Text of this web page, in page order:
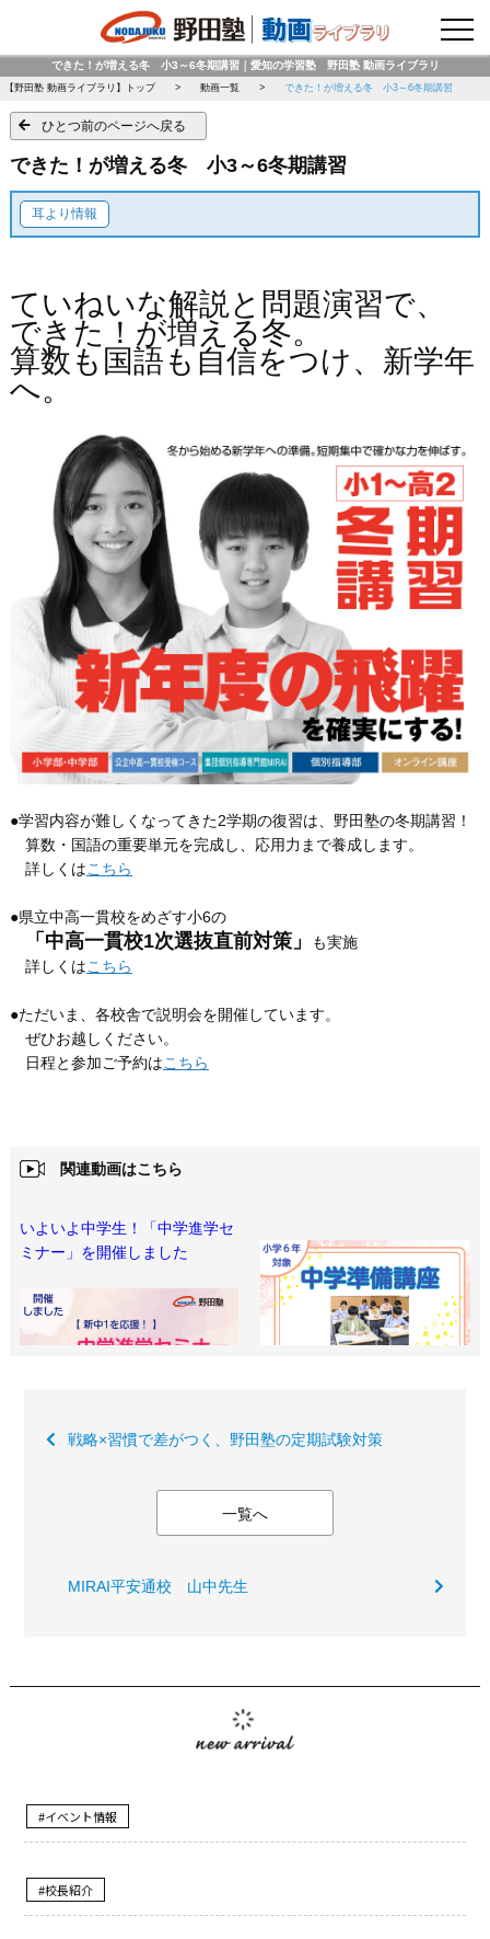
できた！が増える冬 小3～6冬期講習｜愛知の学習塾 野田塾 動画ライブラリ
【野田塾 動画ライブラリ】トップ 動画一覧 できた！が増える冬 小3～6冬期講習
ひとつ前のページへ戻る
できた！が増える冬 小3～6冬期講習
耳より情報
ていねいな解説と問題演習で、
できた！が増える冬。
算数も国語も自信をつけ、新学年
へ。
●学習内容が難しくなってきた2学期の復習は、野田塾の冬期講習！
算数・国語の重要単元を完成し、応用力まで養成します。
詳しくはこちら
●県立中高一貫校をめざす小6の
「中高一貫校1次選抜直前対策」
も実施
詳しくはこちら
●ただいま、各校舎で説明会を開催しています。
ぜひお越しください。
日程と参加ご予約はこちら
関連動画はこちら
いよいよ中学生！「中学進学セ
ミナー」を開催しました
戦略×習慣で差がつく、野田塾の定期試験対策
一覧へ
MIRAI平安通校 山中先生